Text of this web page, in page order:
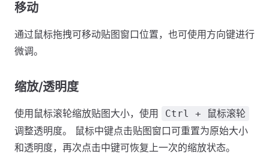
移动
通过鼠标拖拽可移动贴图窗口位置，也可使用方向键进行
微调。
缩放/透明度
使用鼠标滚轮缩放贴图大小，使用 Ctrl + 鼠标滚轮
调整透明度。 鼠标中键点击贴图窗口可重置为原始大小
和透明度，再次点击中键可恢复上一次的缩放状态。